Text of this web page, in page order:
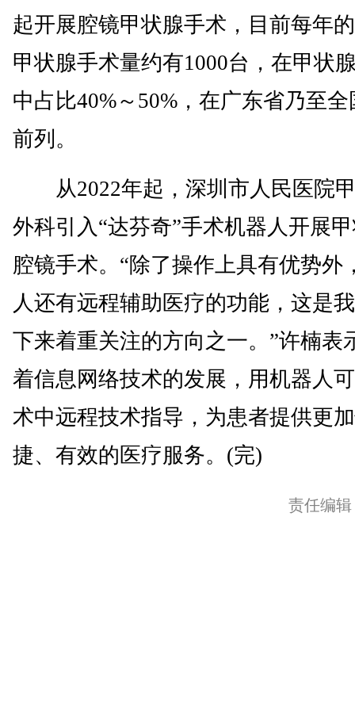
起开展腔镜甲状腺手术，目前每年
甲状腺手术量约有1000台，在甲状
中占比40%～50%，在广东省乃至
前列。
从2022年起，深圳市人民医院
外科引入“达芬奇”手术机器人开展
腔镜手术。“除了操作上具有优势外
人还有远程辅助医疗的功能，这是
下来着重关注的方向之一。”许楠表
着信息网络技术的发展，用机器人
术中远程技术指导，为患者提供更
捷、有效的医疗服务。(完)
责任编